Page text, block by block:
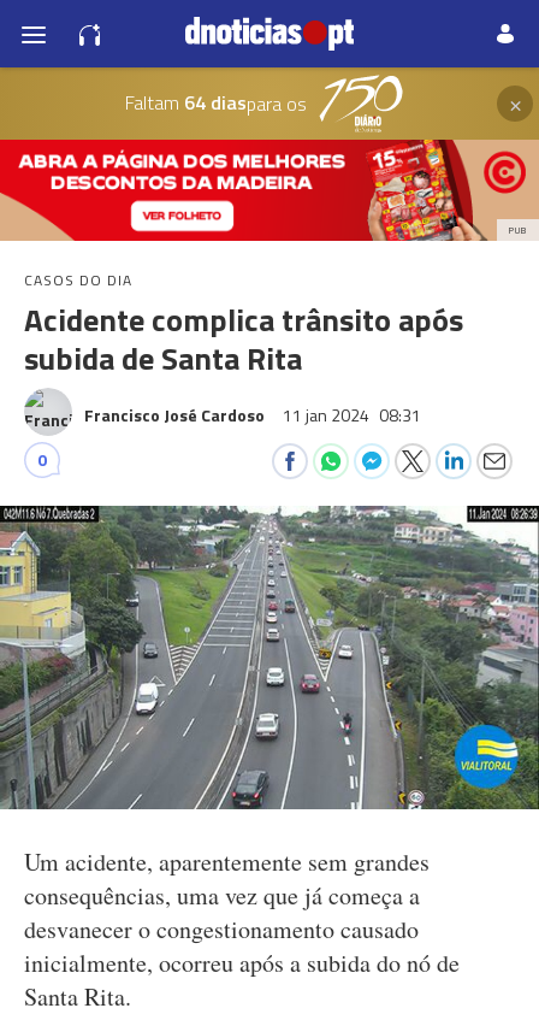
Faltam 64 diaspara os ×
PUB
CASOS DO DIA
Acidente complica trânsito após
subida de Santa Rita
Francisco José Cardoso 11 jan 2024 08:31
0
Um acidente, aparentemente sem grandes
consequências, uma vez que já começa a
desvanecer o congestionamento causado
inicialmente, ocorreu após a subida do nó de
Santa Rita.